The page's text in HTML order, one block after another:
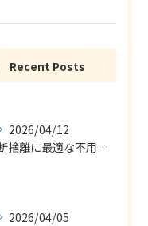
Recent Posts
2026/04/12
断捨離に最適な不用品回収サービス
2026/04/05